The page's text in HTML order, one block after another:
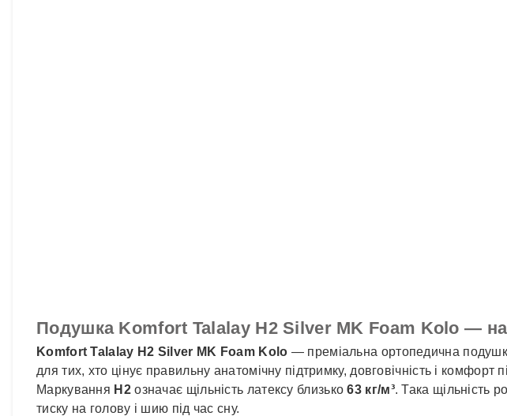
Подушка Komfort Talalay H2 Silver MK Foam Kolo —
Komfort Talalay H2 Silver MK Foam Kolo — преміальна ортопедична
для тих, хто цінує правильну анатомічну підтримку, довговічність і комфорт
Маркування H2означає щільність латексу близько63 кг/м³. Така щільність
тиску на голову і шию під час сну.